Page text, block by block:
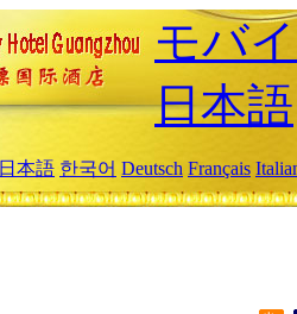
モバ
日本語
日本語 한국어 Deutsch Français